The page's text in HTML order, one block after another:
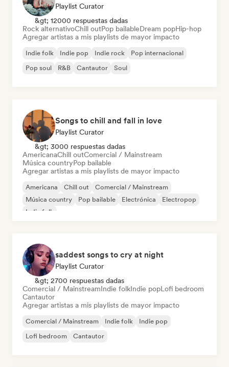
Playlist Curator
&gt; 12000 respuestas dadas
Rock alternativoChill outPop bailableDream popHip-hop
Agregar artistas a mis playlists de mayor impacto
Indie folk Indie pop Indie rock
Pop internacional
Pop soul
R&B Cantautor Soul
Songs to chill and fall in love
Playlist Curator
&gt; 3000 respuestas dadas
AmericanaChill outComercial / Mainstream
Música countryPop bailable
Agregar artistas a mis playlists de mayor impacto
Americana Chill out
Comercial / Mainstream
Música country
Pop bailable Electrónica
Electropop
Indie folk
saddest songs to cry at night
Playlist Curator
&gt; 2700 respuestas dadas
Comercial / MainstreamIndie folkIndie popLofi bedroom
Cantautor
Agregar artistas a mis playlists de mayor impacto
Comercial / Mainstream Indie folk
Indie pop
Lofi bedroom
Cantautor